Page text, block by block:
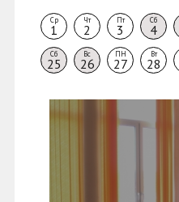
Ср
1
Чт
2
Пт
3
Сб
4
Сб
25
Вс
26
ПН
27
Вт
28